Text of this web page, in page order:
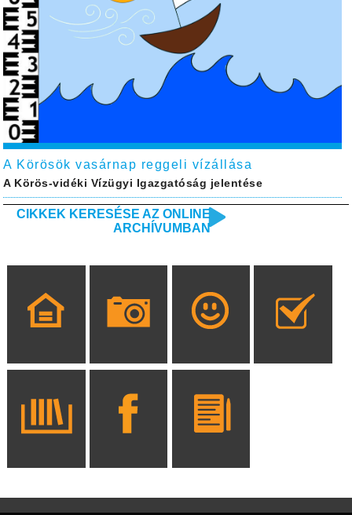
A Körösök vasárnap reggeli vízállása
A Körös-vidéki Vízügyi Igazgatóság jelentése
CIKKEK KERESÉSE AZ ONLINE
ARCHÍVUMBAN